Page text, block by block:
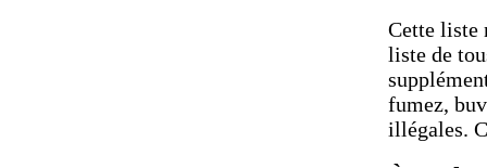
Cette liste
liste de
fumez,
illégales.